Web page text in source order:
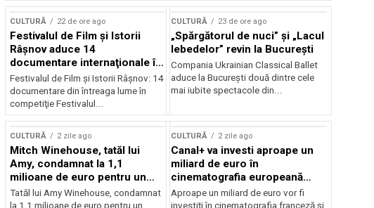
CULTURĂ 22 de ore ago
Festivalul de Film şi Istorii
Râşnov aduce 14
documentare internaţionale în
premieră
Festivalul de Film şi Istorii Râşnov: 14
documentare din întreaga lume în
competiţie Festivalul...
CULTURĂ 23 de ore ago
„Spărgătorul de nuci” și „Lacul
lebedelor” revin la București
Compania Ukrainian Classical Ballet
aduce la București două dintre cele
mai iubite spectacole din...
CULTURĂ 2 zile ago
Mitch Winehouse, tatăl lui
Amy, condamnat la 1,1
milioane de euro pentru un
litigiu pierdut
Tatăl lui Amy Winehouse, condamnat
la 1,1 milioane de euro pentru un
CULTURĂ 2 zile ago
Canal+ va investi aproape un
miliard de euro în
cinematografia europeană
până în 2032
Aproape un miliard de euro vor fi
investiți în cinematografia franceză și